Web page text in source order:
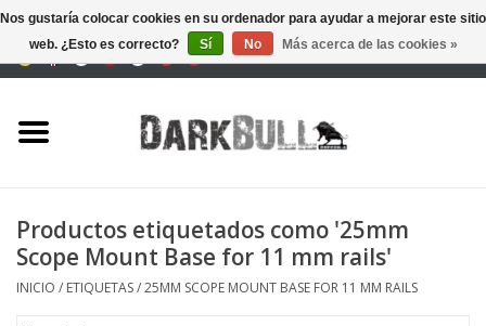
de tiro
equipo táctico
Productos etiquetados como '25mm
Scope Mount Base for 11 mm rails'
INICIO / ETIQUETAS/25MM SCOPE MOUNT BASE FOR 11 MM RAILS
Nos gustaría colocar cookies en su ordenador para ayudar a mejorar este sitio
web. ¿Esto es correcto?
Sí No Más acerca de las cookies »